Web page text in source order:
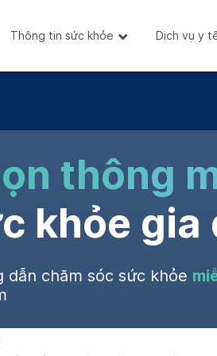
Thông tin sức khỏe Dịch vụ y
thông
khỏe gia
dẫn chăm sóc sức khỏe